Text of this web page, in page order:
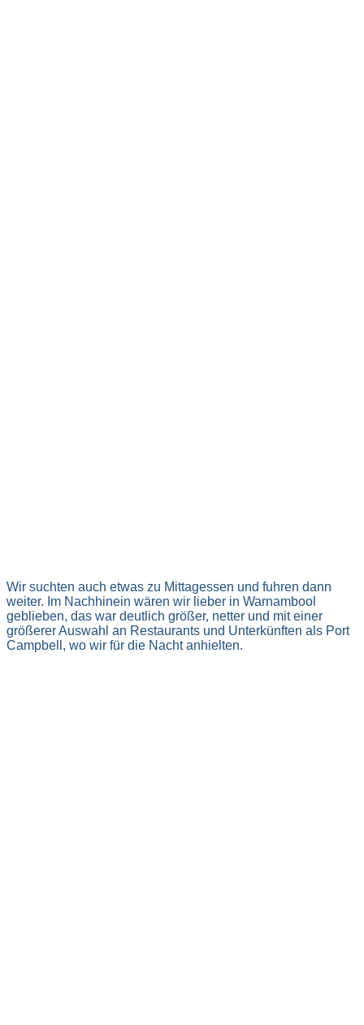
Wir suchten auch etwas zu Mittagessen und fuhren dann
weiter. Im Nachhinein wären wir lieber in Warnambool
geblieben, das war deutlich größer, netter und mit einer
größerer Auswahl an Restaurants und Unterkünften als Port
Campbell, wo wir für die Nacht anhielten.